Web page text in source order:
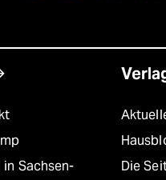
Sachsen-
Die